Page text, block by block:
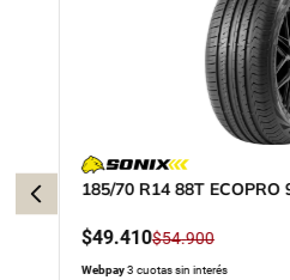
185/70 R14 88T ECOPRO
$49.410$54.900
Webpay3 cuotas sin interés